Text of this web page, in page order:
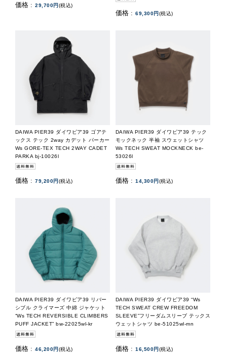
価格 : 29,700円(税込)
価格 : 69,300円(税込)
DAIWA PIER39 ダイワピア39 ゴアテ
ックス テック 2way カデット パーカー
Ws GORE-TEX TECH 2WAY CADET
PARKA bj-10026l
価格 : 79,200円(税込)
DAIWA PIER39 ダイワピア39 テック
モックネック 半袖 スウェットシャツ
Ws TECH SWEAT MOCKNECK be-
53026l
価格 : 14,300円(税込)
DAIWA PIER39 ダイワピア39 リバー
シブル クライマーズ 中綿 ジャケット
“Ws TECH REVERSIBLE CLIMBERS
PUFF JACKET” bw-22025wl-kr
価格 : 46,200円(税込)
DAIWA PIER39 ダイワピア39 “Ws
TECH SWEAT CREW FREEDOM
SLEEVE”フリーダムスリーブ テックス
ウェットシャツ be-51025wl-mn
価格 : 16,500円(税込)